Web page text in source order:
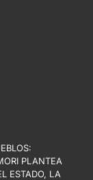
PLANTEA
ESTADO, LA